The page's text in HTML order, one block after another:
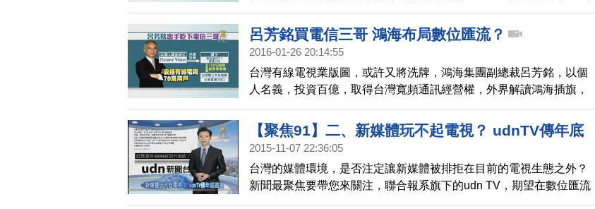
跨入有線電視市場，並向投審會與公平遞件，而這也是國內第四家電
信業者跨足有線電視系統，進攻數位匯流案例。
呂芳銘買電信三哥 鴻海布局數位匯流？
2016-01-26 20:14:55
台灣有線電視業版圖，或許又將洗牌，鴻海集團副總裁呂芳銘，以個
人名義，投資百億，取得台灣寬頻通訊經營權，外界解讀鴻海插旗，
進軍有線電視版圖，將掌握超過七十萬有線電視收視戶。
【聚焦91】二、新媒體玩不起電視？ udnTV傳年底
裁撤｜新聞最聚焦
2015-11-07 22:36:05
台灣的媒體環境，是否注定讓新媒體被排拒在目前的電視生態之外？
新聞最聚焦要帶您來關注，聯合報系旗下的udn TV，期望在數位匯流
時代，提供多樣化的內容與多平台載具的應用，不過，日前竟從udn